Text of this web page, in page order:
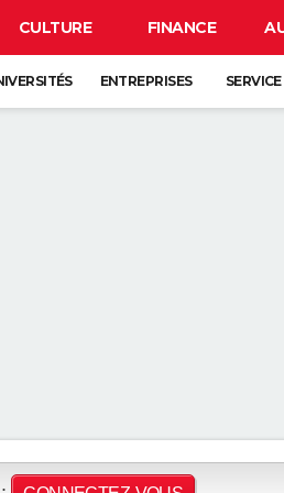
CULTURE FINANCE
ENTREPRISES